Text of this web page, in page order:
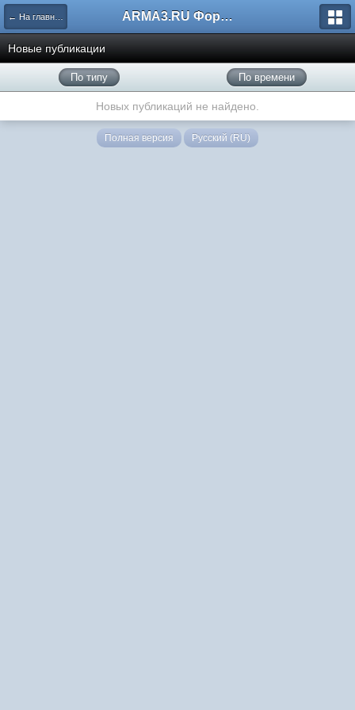
← На главную ARMA3.RU Форум
Новые публикации
По типу По времени
Новых публикаций не найдено.
Полная версия Русский (RU)